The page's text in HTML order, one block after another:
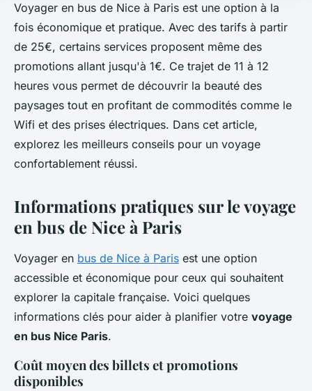
Voyager en bus de Nice à Paris est une option à la
fois économique et pratique. Avec des tarifs à partir
de 25€, certains services proposent même des
promotions allant jusqu'à 1€. Ce trajet de 11 à 12
heures vous permet de découvrir la beauté des
paysages tout en profitant de commodités comme le
Wifi et des prises électriques. Dans cet article,
explorez les meilleurs conseils pour un voyage
confortablement réussi.
Informations pratiques sur le voyage
en bus de Nice à Paris
Voyager en bus de Nice à Paris est une option
accessible et économique pour ceux qui souhaitent
explorer la capitale française. Voici quelques
informations clés pour aider à planifier votre voyage
en bus Nice Paris.
Coût moyen des billets et promotions
disponibles